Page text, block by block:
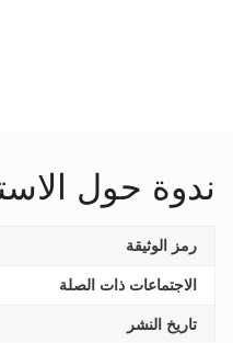
ندوة حول
رمز الوثيقة
الاجتماعات ذات الصلة
تاريخ النشر